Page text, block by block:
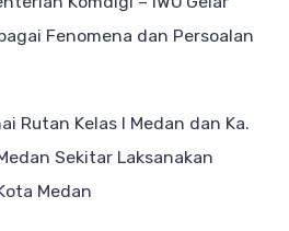
Fenomena dan Persoalan
Rutan Kelas I Medan dan Ka.
Sekitar Laksanakan
Medan